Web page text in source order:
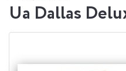
Ua Dallas